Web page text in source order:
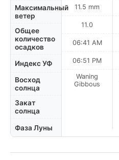
Максимальный
ветер
Общее
количество
осадков
Индекс УФ
Восход
солнца
Закат
солнца
Фаза Луны
11.5 mm
11.0
06:41 AM
06:51 PM
Waning
Gibbous